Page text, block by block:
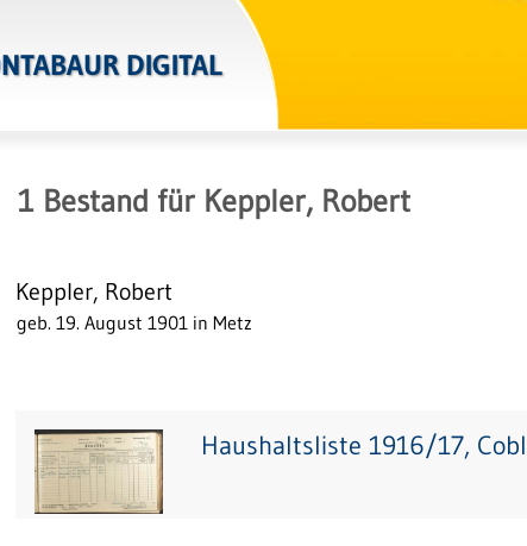
DIGITAL
1 Bestand für Keppler, Robert
Keppler, Robert
geb. 19. August 1901 in Metz
Haushaltsliste 1916/17,